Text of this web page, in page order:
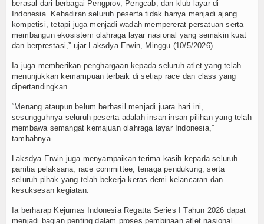
Channel
berasal dari berbagai Pengprov, Pengcab, dan klub layar di
Indonesia. Kehadiran seluruh peserta tidak hanya menjadi ajang
kompetisi, tetapi juga menjadi wadah mempererat persatuan serta
membangun ekosistem olahraga layar nasional yang semakin kuat
dan berprestasi,” ujar Laksdya Erwin, Minggu (10/5/2026).
Ia juga memberikan penghargaan kepada seluruh atlet yang telah
menunjukkan kemampuan terbaik di setiap race dan class yang
dipertandingkan.
“Menang ataupun belum berhasil menjadi juara hari ini,
sesungguhnya seluruh peserta adalah insan-insan pilihan yang telah
membawa semangat kemajuan olahraga layar Indonesia,”
tambahnya.
Laksdya Erwin juga menyampaikan terima kasih kepada seluruh
panitia pelaksana, race committee, tenaga pendukung, serta
seluruh pihak yang telah bekerja keras demi kelancaran dan
kesuksesan kegiatan.
Ia berharap Kejurnas Indonesia Regatta Series I Tahun 2026 dapat
menjadi bagian penting dalam proses pembinaan atlet nasional